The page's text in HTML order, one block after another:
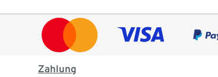
Zahlung